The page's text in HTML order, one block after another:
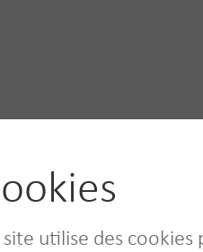
sur les
site utilise des cookies